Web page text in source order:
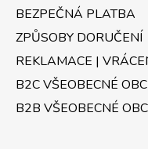
BEZPEČNÁ PLATBA
ZPŮSOBY DORUČENÍ
REKLAMACE |
B2C VŠEOBECNÉ
B2B VŠEOBECNÉ